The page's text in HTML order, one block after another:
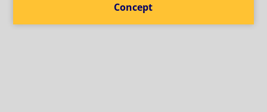
Concept